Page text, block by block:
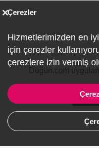
Çerezler
Hizmetlerimizden en
için çerezler
çerezlere izin vermiş